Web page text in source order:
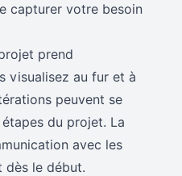
capturer votre besoin
prend
visualisez au fur et à
peuvent se
du projet. La
avec les
dès le début.